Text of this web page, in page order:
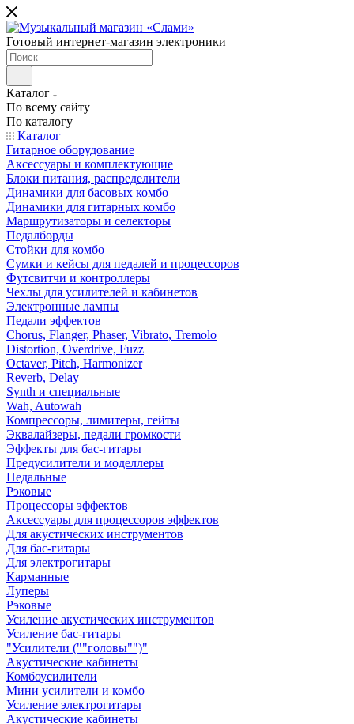
Готовый интернет-магазин электроники
Каталог
По всему сайту
По каталогу
Каталог
Гитарное оборудование
Аксессуары и комплектующие
Блоки питания, распределители
Динамики для басовых комбо
Динамики для гитарных комбо
Маршрутизаторы и селекторы
Педалборды
Стойки для комбо
Сумки и кейсы для педалей и процессоров
Футсвитчи и контроллеры
Чехлы для усилителей и кабинетов
Электронные лампы
Педали эффектов
Chorus, Flanger, Phaser, Vibrato, Tremolo
Distortion, Overdrive, Fuzz
Octaver, Pitch, Harmonizer
Reverb, Delay
Synth и специальные
Wah, Autowah
Компрессоры, лимитеры, гейты
Эквалайзеры, педали громкости
Эффекты для бас-гитары
Предусилители и моделлеры
Педальные
Рэковые
Процессоры эффектов
Аксессуары для процессоров эффектов
Для акустических инструментов
Для бас-гитары
Для электрогитары
Карманные
Луперы
Рэковые
Усиление акустических инструментов
Усиление бас-гитары
"Усилители (""головы"")"
Акустические кабинеты
Комбоусилители
Мини усилители и комбо
Усиление электрогитары
Акустические кабинеты